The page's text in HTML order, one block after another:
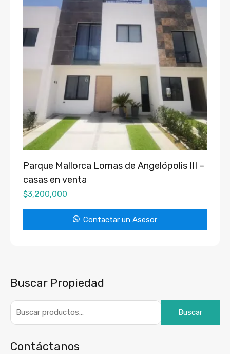
Parque Mallorca Lomas de Angelópolis III –
casas en venta
$3,200,000
Contactar un Asesor
Buscar Propiedad
Buscar
Contáctanos